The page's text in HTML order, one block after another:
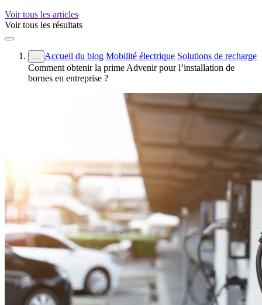
Voir tous les articles
Voir tous les résultats
... Accueil du blog Mobilité électrique Solutions de recharge
Comment obtenir la prime Advenir pour l’installation de
bornes en entreprise ?